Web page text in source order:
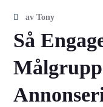
avTony
Så